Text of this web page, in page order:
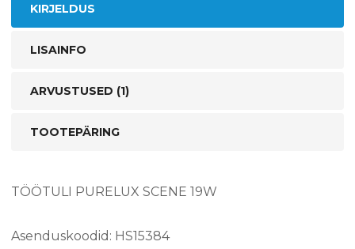
KIRJELDUS
LISAINFO
ARVUSTUSED (1)
TOOTEPÄRING
TÖÖTULI PURELUX SCENE 19W
Asenduskoodid: HS15384